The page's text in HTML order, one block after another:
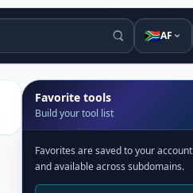
🇿🇦AF
Favorite tools
Build your tool list
Favorites are saved to your account
and available across subdomains.